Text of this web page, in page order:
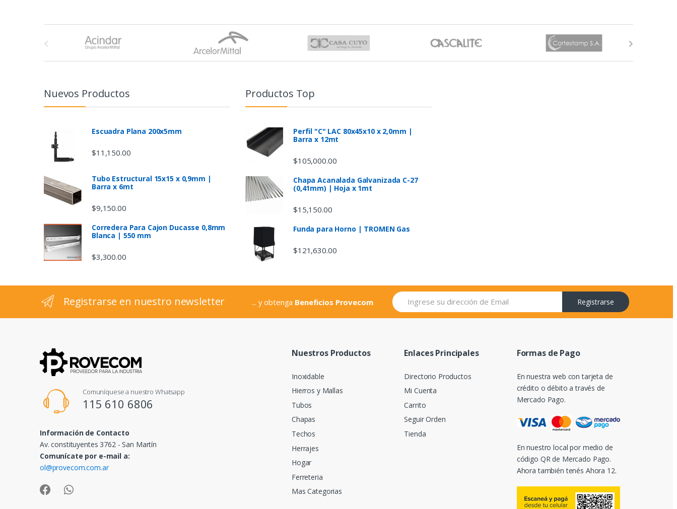
Nuevos Productos
Escuadra Plana 200x5mm
$11,150.00
Tubo Estructural 15x15 x 0,9mm |
Barra x 6mt
$9,150.00
Corredera Para Cajon Ducasse 0,8mm
Blanca | 550 mm
$3,300.00
Productos Top
Perfil "C" LAC 80x45x10 x 2,0mm |
Barra x 12mt
$105,000.00
Chapa Acanalada Galvanizada C-27
(0,41mm) | Hoja x 1mt
$15,150.00
Funda para Horno | TROMEN Gas
$121,630.00
Registrarse en nuestro newsletter ... y obtenga Beneficios Provecom Registrarse
Comuníquese a nuestro Whatsapp
115 610 6806
Información de Contacto
Av. constituyentes 3762 - San Martín
Comunícate por e-mail a:
ol@provecom.com.ar
Nuestros Productos
Inoxidable
Hierros y Mallas
Tubos
Chapas
Techos
Herrajes
Hogar
Ferreteria
Mas Categorias
Enlaces Principales
Directorio Productos
Mi Cuenta
Carrito
Seguir Orden
Tienda
Formas de Pago
En nuestra web con tarjeta de
crédito o débito a través de
Mercado Pago.
En nuestro local por medio de
código QR de Mercado Pago.
Ahora también tenés Ahora 12.